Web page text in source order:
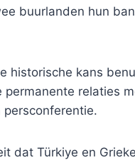
buurlanden hun
historische kans
permanente relaties
persconferentie.
dat Türkiye en